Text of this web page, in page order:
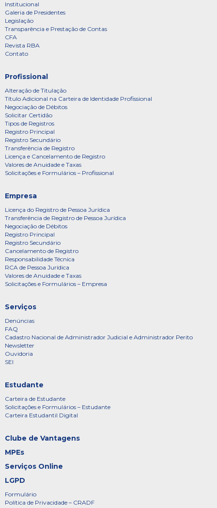
Institucional
Galeria de Presidentes
Legislação
Transparência e Prestação de Contas
CFA
Revista RBA
Contato
Profissional
Alteração de Titulação
Título Adicional na Carteira de Identidade Profissional
Negociação de Débitos
Solicitar Certidão
Tipos de Registros
Registro Principal
Registro Secundário
Transferência de Registro
Licença e Cancelamento de Registro
Valores de Anuidade e Taxas
Solicitações e Formulários – Profissional
Empresa
Licença do Registro de Pessoa Jurídica
Transferência de Registro de Pessoa Jurídica
Negociação de Débitos
Registro Principal
Registro Secundário
Cancelamento de Registro
Responsabilidade Técnica
RCA de Pessoa Jurídica
Valores de Anuidade e Taxas
Solicitações e Formulários – Empresa
Serviços
Denúncias
FAQ
Cadastro Nacional de Administrador Judicial e Administrador Perito
Newsletter
Ouvidoria
SEI
Estudante
Carteira de Estudante
Solicitações e Formulários – Estudante
Carteira Estudantil Digital
Clube de Vantagens
MPEs
Serviços Online
LGPD
Formulário
Política de Privacidade – CRADF